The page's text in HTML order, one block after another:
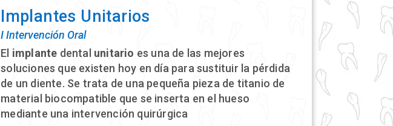
Implantes Unitarios
Ι Intervención Oral
El implante dental unitario es una de las mejores
soluciones que existen hoy en día para sustituir la pérdida
de un diente. Se trata de una pequeña pieza de titanio de
material biocompatible que se inserta en el hueso
mediante una intervención quirúrgica